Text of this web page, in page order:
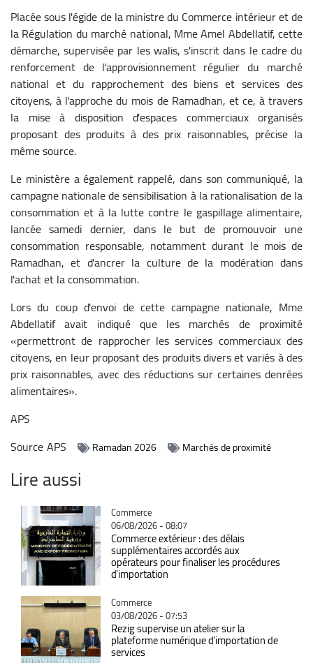
Placée sous l'égide de la ministre du Commerce intérieur et de
la Régulation du marché national, Mme Amel Abdellatif, cette
démarche, supervisée par les walis, s'inscrit dans le cadre du
renforcement de l'approvisionnement régulier du marché
national et du rapprochement des biens et services des
citoyens, à l'approche du mois de Ramadhan, et ce, à travers
la mise à disposition d'espaces commerciaux organisés
proposant des produits à des prix raisonnables, précise la
même source.
Le ministère a également rappelé, dans son communiqué, la
campagne nationale de sensibilisation à la rationalisation de la
consommation et à la lutte contre le gaspillage alimentaire,
lancée samedi dernier, dans le but de promouvoir une
consommation responsable, notamment durant le mois de
Ramadhan, et d'ancrer la culture de la modération dans
l'achat et la consommation.
Lors du coup d'envoi de cette campagne nationale, Mme
Abdellatif avait indiqué que les marchés de proximité
«permettront de rapprocher les services commerciaux des
citoyens, en leur proposant des produits divers et variés à des
prix raisonnables, avec des réductions sur certaines denrées
alimentaires».
APS
SourceAPS Ramadan 2026 Marchés de proximité
Lire aussi
Catégorie
Commerce
06/08/2026 - 08:07
Commerce extérieur : des délais
supplémentaires accordés aux
opérateurs pour finaliser les procédures
d'importation
Catégorie
Commerce
03/08/2026 - 07:53
Rezig supervise un atelier sur la
plateforme numérique d'importation de
services